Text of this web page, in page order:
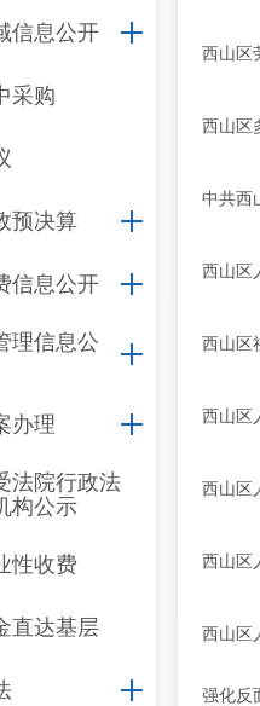
信息公开
采购
预决算
信息公开
理信息公
办理
法院行政法
构公示
性收费
直达基层
西山区
西山区
中共西
西山区
西山区
西山区
西山区
西山区
西山区
强化反